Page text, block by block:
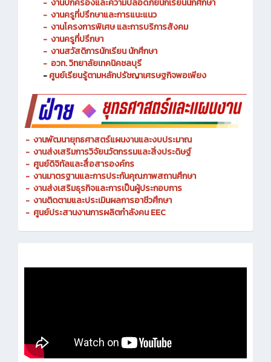
- งานกิจกรรมนักเรียน นักศึกษา
- งานปกครองและความปลอดภัยนักเรียนนักศึกษา
- งานครูที่ปรึกษาและการแนะแนว
- งานโครงการพิเศษ และการบริการ
- งานครูที่ปรึกษา
- งานสวัสดิการนักเรียน นักศึกษา
-อวท. วิทยาลัยเทคนิคชลบุรี
-ศูนย์เรียนรู้ตามหลักปรัชญาเศรษฐกิจพอเพียง
- งานพัฒนายุทธศาสตร์แผนงานและงบประมาณ
- งานส่งเสริมการวิจัยนวัตกรรมและสิ่งประดิษฐ์
- ศูนย์ดิจิทัลและสื่อสารองค์กร
- งานมาตรฐานและการประกันคุณภาพสถานศึกษา
- งานส่งเสริมธุรกิจและการเป็นผู้ประกอบการ
- งานติดตามและประเมินผลการอาชีวศึกษา
-ศูนย์ประสานงานการผลิตกำลังคน EEC